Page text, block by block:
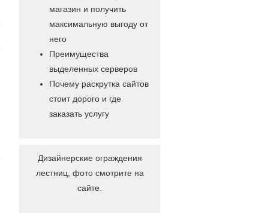
магазин и получить
максимальную выгоду от
него
Преимущества
выделенных серверов
Почему раскрутка сайтов
стоит дорого и где
заказать услугу
Дизайнерские ограждения
лестниц, фото смотрите на
сайте.